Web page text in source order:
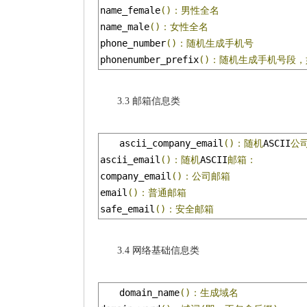
name_female()：男性全名
name_male()：女性全名
phone_number()：随机生成手机号
phonenumber_prefix()：随机生成手机号段，
3.3 邮箱信息类
ascii_company_email ()：随机ASCII公
ascii_email ()：随机ASCII邮箱：
company_email ()：公司邮箱
email ()：普通邮箱
safe_email ()：安全邮箱
3.4 网络基础信息类
domain_name()：生成域名